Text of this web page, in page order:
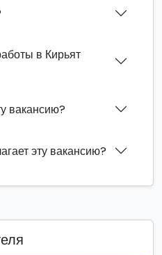
в Кирьят
вакансию?
эту вакансию?